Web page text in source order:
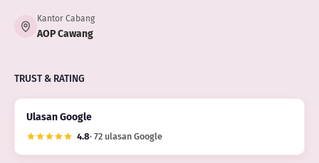
Kantor Cabang
AOP Cawang
TRUST & RATING
Ulasan Google
4.8· 72 ulasan Google